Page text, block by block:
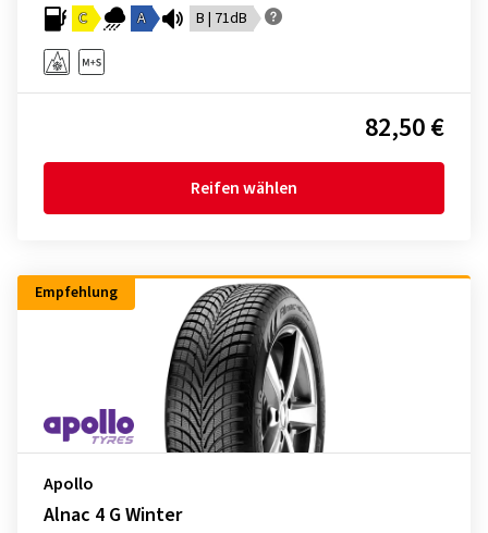
C A B | 71dB
82,50 €
Reifen wählen
Empfehlung
Apollo
Alnac 4 G Winter